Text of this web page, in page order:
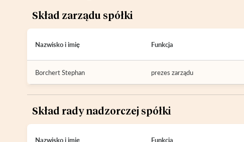
Skład zarządu spółki
Nazwisko i imię Funkcja
Borchert Stephan prezes zarządu
Skład rady nadzorczej spółki
Nazwisko i imię Funkcja